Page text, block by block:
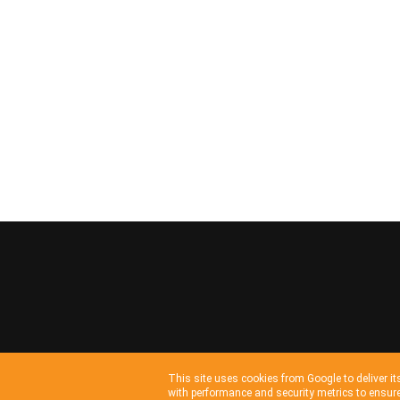
This site uses cookies from Google to deliver
with performance and security metrics to